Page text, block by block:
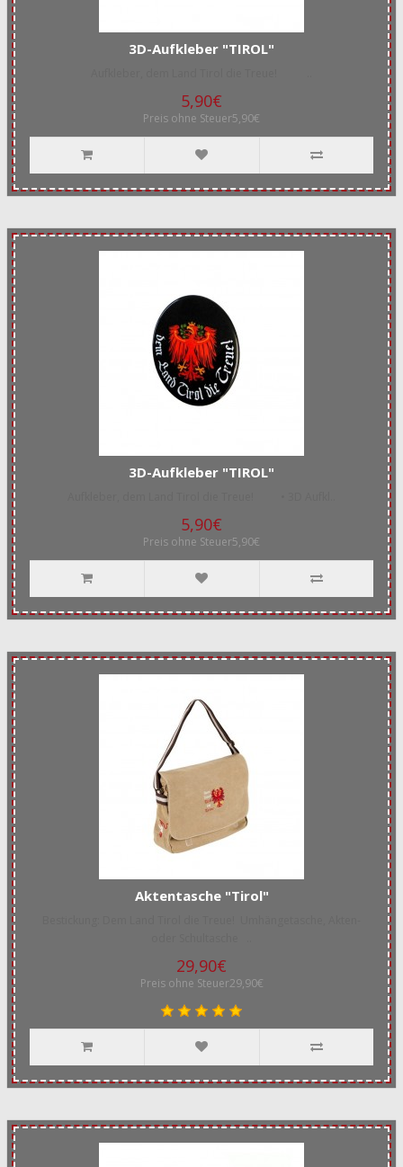
3D-Aufkleber "TIROL"
5,90€
Preis ohne Steuer5,90€
3D-Aufkleber "TIROL"
5,90€
Preis ohne Steuer5,90€
Aktentasche "Tirol"
29,90€
Preis ohne Steuer29,90€